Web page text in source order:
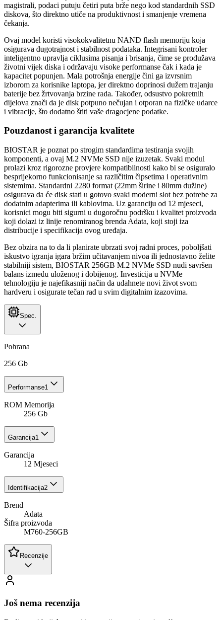
magistrali, podaci putuju četiri puta brže nego kod standardnih SSD
diskova, što direktno utiče na produktivnost i smanjenje vremena
čekanja.
Ovaj model koristi visokokvalitetnu NAND flash memoriju koja
osigurava dugotrajnost i stabilnost podataka. Integrisani kontroler
inteligentno upravlja ciklusima pisanja i brisanja, čime se produžava
životni vijek diska i održavaju visoke performanse čak i kada je
kapacitet popunjen. Mala potrošnja energije čini ga izvrsnim
izborom za korisnike laptopa, jer direktno doprinosi dužem trajanju
baterije bez žrtvovanja brzine rada. Također, odsustvo pokretnih
dijelova znači da je disk potpuno nečujan i otporan na fizičke udarce
i vibracije, što dodatno štiti vaše dragocjene podatke.
Pouzdanost i garancija kvalitete
BIOSTAR je poznat po strogim standardima testiranja svojih
komponenti, a ovaj M.2 NVMe SSD nije izuzetak. Svaki modul
prolazi kroz rigorozne provjere kompatibilnosti kako bi se osiguralo
besprijekorno funkcionisanje sa različitim čipsetima i operativnim
sistemima. Standardni 2280 format (22mm širine i 80mm dužine)
osigurava da će disk stati u gotovo svaki moderni slot bez potrebe za
dodatnim adapterima ili kablovima. Uz garanciju od 12 mjeseci,
korisnici mogu biti sigurni u dugoročnu podršku i kvalitet proizvoda
koji dolazi iz linije renomiranog brenda Adata, koji stoji iza
distribucije i specifikacija ovog uređaja.
Bez obzira na to da li planirate ubrzati svoj radni proces, poboljšati
iskustvo igranja igara bržim učitavanjem nivoa ili jednostavno želite
stabilniji sistem, BIOSTAR 256GB M.2 NVMe SSD nudi savršen
balans između uloženog i dobijenog. Investicija u NVMe
tehnologiju je najefikasniji način da udahnete novi život svom
hardveru i osigurate tečan rad u svim digitalnim izazovima.
Spec.
Pohrana
256 Gb
Performanse1
ROM Memorija
256 Gb
Garancija1
Garancija
12 Mjeseci
Identifikacija2
Brend
Adata
Šifra proizvoda
M760-256GB
Recenzije
Još nema recenzija